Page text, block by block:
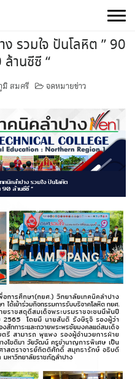
รวมใจ ปันโลหิต ” 90
านซีซี “
มิ สมศรี จดหมายข่าว